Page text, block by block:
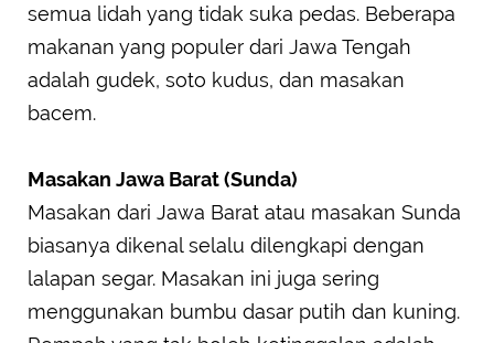
semua lidah yang tidak suka pedas. Beberapa
makanan yang populer dari Jawa Tengah
adalah gudek, soto kudus, dan masakan
bacem.
Masakan Jawa Barat (Sunda)
Masakan dari Jawa Barat atau masakan Sunda
biasanya dikenal selalu dilengkapi dengan
lalapan segar. Masakan ini juga sering
menggunakan bumbu dasar putih dan kuning.